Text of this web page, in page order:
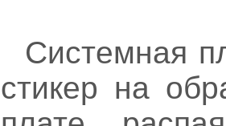
Системная
стикер на